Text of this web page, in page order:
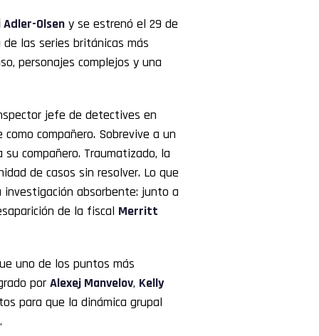
Adler-Olsen y se estrenó el 29 de
de las series británicas más
personajes complejos y una
jefe de detectives en
compañero. Sobrevive a un
compañero. Traumatizado, la
de casos sin resolver. Lo que
absorbente: junto a
de la fiscal Merritt
uno de los puntos más
por Alexej Manvelov, Kelly
para que la dinámica grupal